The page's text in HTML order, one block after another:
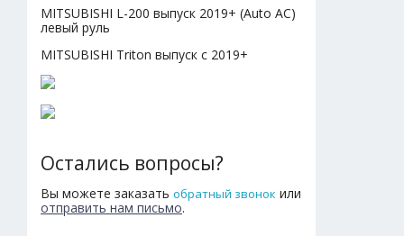
MITSUBISHI L-200 выпуск 2019+ (Auto AC)
левый руль
MITSUBISHI Triton выпуск с 2019+
Остались вопросы?
Вы можете заказать обратный звонок или
отправить нам письмо.